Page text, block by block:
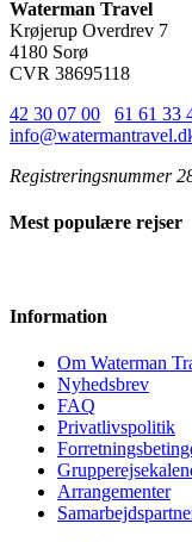
Waterman Travel
Krøjerup Overdrev 7
4180 Sorø
CVR 38695118
42 30 07 00
61 61 33
Registreringsnummer
Mest populære rejser
Information
Om Waterman
Nyhedsbrev
FAQ
Privatlivspolitik
Arrangementer